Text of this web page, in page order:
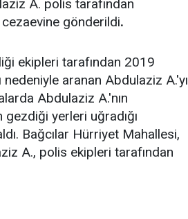
A. polis tarafından
cezaevine gönderildi.
ekipleri tarafından 2019
nedeniyle aranan Abdulaziz A.'yı
Abdulaziz A.'nın
gezdiği yerleri uğradığı
Bağcılar Hürriyet Mahallesi,
A., polis ekipleri tarafından